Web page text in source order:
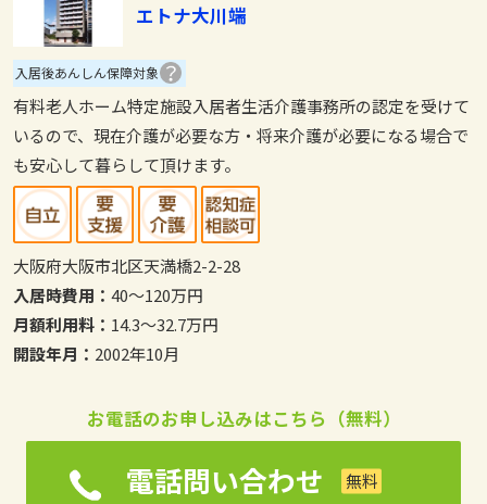
エトナ大川端
入居後あんしん保障対象
有料老人ホーム特定施設入居者生活介護事務所の認定を受けて
いるので、現在介護が必要な方・将来介護が必要になる場合で
も安心して暮らして頂けます。
大阪府大阪市北区天満橋2-2-28
入居時費用： 40～120万円
月額利用料： 14.3～32.7万円
開設年月： 2002年10月
お電話のお申し込みはこちら（無料）
電話問い合わせ